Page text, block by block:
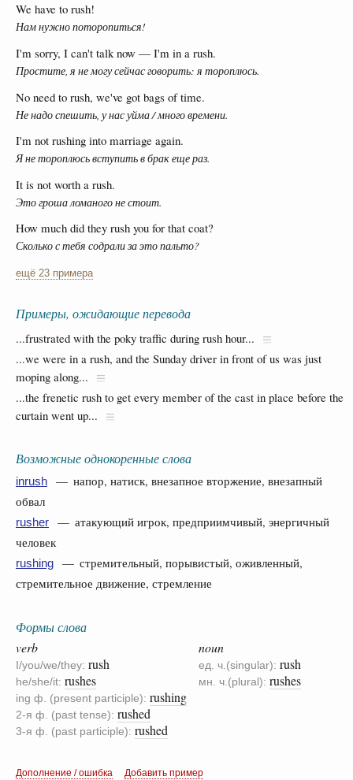
We have to rush!
Нам нужно поторопиться!
I'm sorry, I can't talk now — I'm in a rush.
Простите, я не могу сейчас говорить: я тороплюсь.
No need to rush, we've got bags of time.
Не надо спешить, у нас уйма / много времени.
I'm not rushing into marriage again.
Я не тороплюсь вступить в брак еще раз.
It is not worth a rush.
Это гроша ломаного не стоит.
How much did they rush you for that coat?
Сколько с тебя содрали за это пальто?
ещё 23 примера
Примеры, ожидающие перевода
...frustrated with the poky traffic during rush hour...
...we were in a rush, and the Sunday driver in front of us was just
moping along...
...the frenetic rush to get every member of the cast in place before the
curtain went up...
Возможные однокоренные слова
inrush
— напор, натиск, внезапное вторжение, внезапный
обвал
rusher
— атакующий игрок, предприимчивый, энергичный
человек
rushing
— стремительный, порывистый, оживленный,
стремительное движение, стремление
Формы слова
verb
I/you/we/they: rush
he/she/it: rushes
ing ф. (present participle): rushing
2-я ф. (past tense): rushed
3-я ф. (past participle): rushed
noun
ед. ч.(singular): rush
мн. ч.(plural): rushes
Дополнение / ошибка Добавить пример